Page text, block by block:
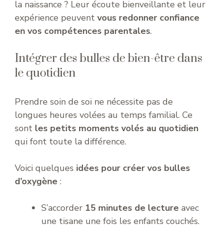
la naissance ? Leur écoute bienveillante et leur
expérience peuvent vous redonner confiance
en vos compétences parentales.
Intégrer des bulles de bien-être dans
le quotidien
Prendre soin de soi ne nécessite pas de
longues heures volées au temps familial. Ce
sont les petits moments volés au quotidien
qui font toute la différence.
Voici quelques idées pour créer vos bulles
d’oxygène :
S’accorder 15 minutes de lecture avec
une tisane une fois les enfants couchés.